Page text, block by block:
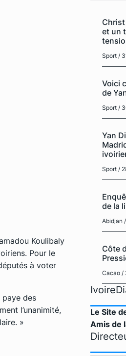
Koulibaly
Pour le
à voter
paye des
l’unanimité,
»
Christ
et un
Sport /
Voici
de
Sport /
Yan
Sport /
de la
Abidjan
Côte
Cacao /
Le Site
Amis de